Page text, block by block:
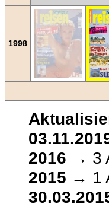
1998
2016 → 3
2015 → 1